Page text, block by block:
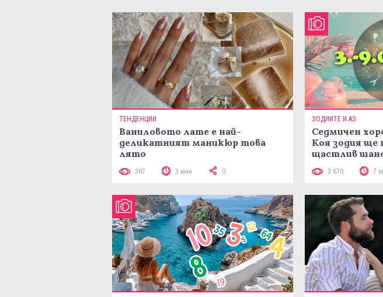
ТЕНДЕНЦИИ
Ваниловото лате е най-
деликатният маникюр това
лято
387 3 мин 0
ЗОДИИТЕ И АЗ
Седмичен
Коя зодия ще
щастлив
3 670 7